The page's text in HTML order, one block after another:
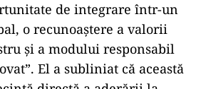
Trovanții de la Ulmet,
la Colți și așezările
sunt prezentate legende și
generație în generație,